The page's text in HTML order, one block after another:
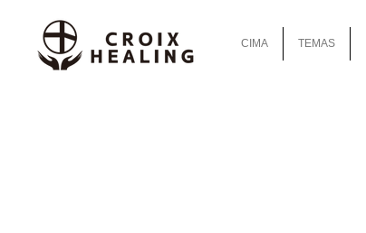
CIMA TEMAS